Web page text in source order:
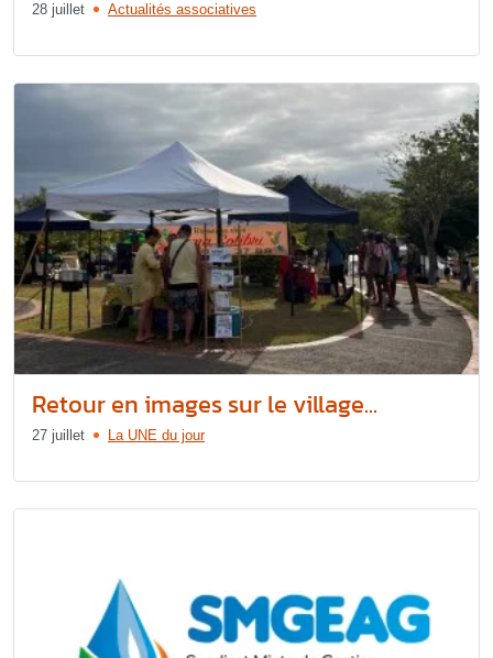
28 juillet Actualités associatives
Retour en images sur le village...
27 juillet La UNE du jour